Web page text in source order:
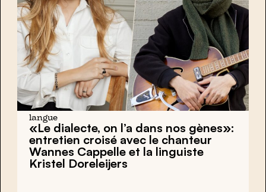
langue
«Le dialecte, on l’a dans nos gènes»:
entretien croisé avec le chanteur
Wannes Cappelle et la linguiste
Kristel Doreleijers